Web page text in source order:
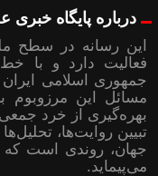
درباره پایگاه خبری
این رسانه در سطح
فعالیت دارد و با
جمهوری اسلامی
مسائل این مرزوبوم
بهره‌گیری از خرد
تبیین روایت‌ها،
جهان، روندی است
می‌پیماید.